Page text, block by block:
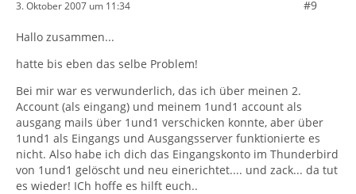
3. Oktober 2007 um 11:34 #9
Hallo zusammen...
hatte bis eben das selbe Problem!
Bei mir war es verwunderlich, das ich über meinen 2.
Account (als eingang) und meinem 1und1 account als
ausgang mails über 1und1 verschicken konnte, aber über
1und1 als Eingangs und Ausgangsserver funktionierte es
nicht. Also habe ich dich das Eingangskonto im Thunderbird
von 1und1 gelöscht und neu einerichtet.... und zack... da tut
es wieder! ICh hoffe es hilft euch..